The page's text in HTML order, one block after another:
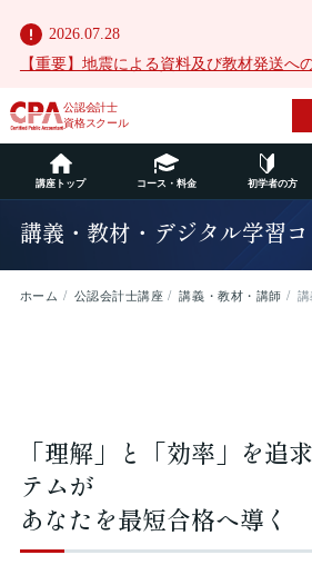
2026.07.28
【重要】地震による資料及び教材発送へ
公認会計士
資格スクール
講座トップ コース・料金 初学者の方
講義・教材・デジタル学習
ホーム 公認会計士講座 講義・教材・講師 講
「理解」と「効率」を追
テムが
あなたを最短合格へ導く